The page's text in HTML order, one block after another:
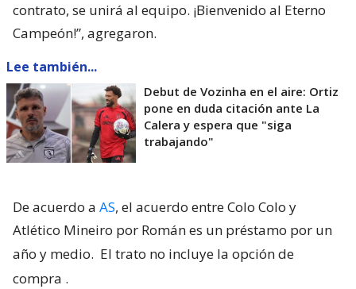
contrato, se unirá al equipo. ¡Bienvenido al Eterno
Campeón!”, agregaron.
Lee también...
Debut de Vozinha en el aire: Ortiz
pone en duda citación ante La
Calera y espera que "siga
trabajando"
De acuerdo a AS, el acuerdo entre Colo Colo y
Atlético Mineiro por Román es un préstamo por un
año y medio. El trato no incluye la opción de
compra .